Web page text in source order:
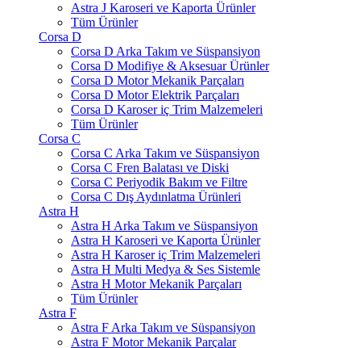
Astra J Karoseri ve Kaporta Ürünler
Tüm Ürünler
Corsa D
Corsa D Arka Takım ve Süspansiyon
Corsa D Modifiye & Aksesuar Ürünler
Corsa D Motor Mekanik Parçaları
Corsa D Motor Elektrik Parçaları
Corsa D Karoser iç Trim Malzemeleri
Tüm Ürünler
Corsa C
Corsa C Arka Takım ve Süspansiyon
Corsa C Fren Balatası ve Diski
Corsa C Periyodik Bakım ve Filtre
Corsa C Dış Aydınlatma Ürünleri
Astra H
Astra H Arka Takım ve Süspansiyon
Astra H Karoseri ve Kaporta Ürünler
Astra H Karoser iç Trim Malzemeleri
Astra H Multi Medya & Ses Sistemle
Astra H Motor Mekanik Parçaları
Tüm Ürünler
Astra F
Astra F Arka Takım ve Süspansiyon
Astra F Motor Mekanik Parçalar